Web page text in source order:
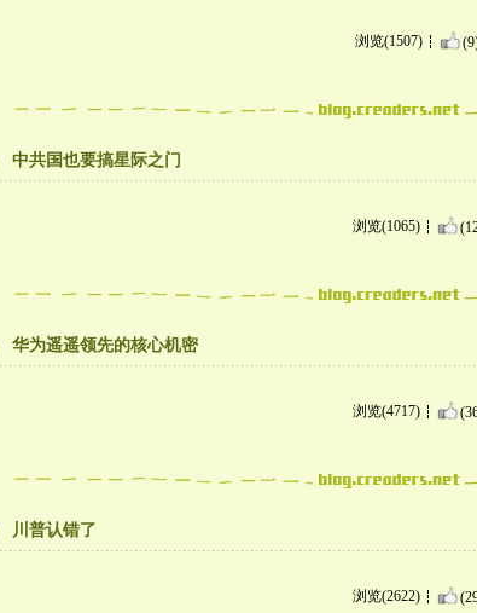
浏览(1507)
中共国也要搞星际之门
浏览(1065)
华为遥遥领先的核心机密
浏览(4717)
川普认错了
浏览(2622)